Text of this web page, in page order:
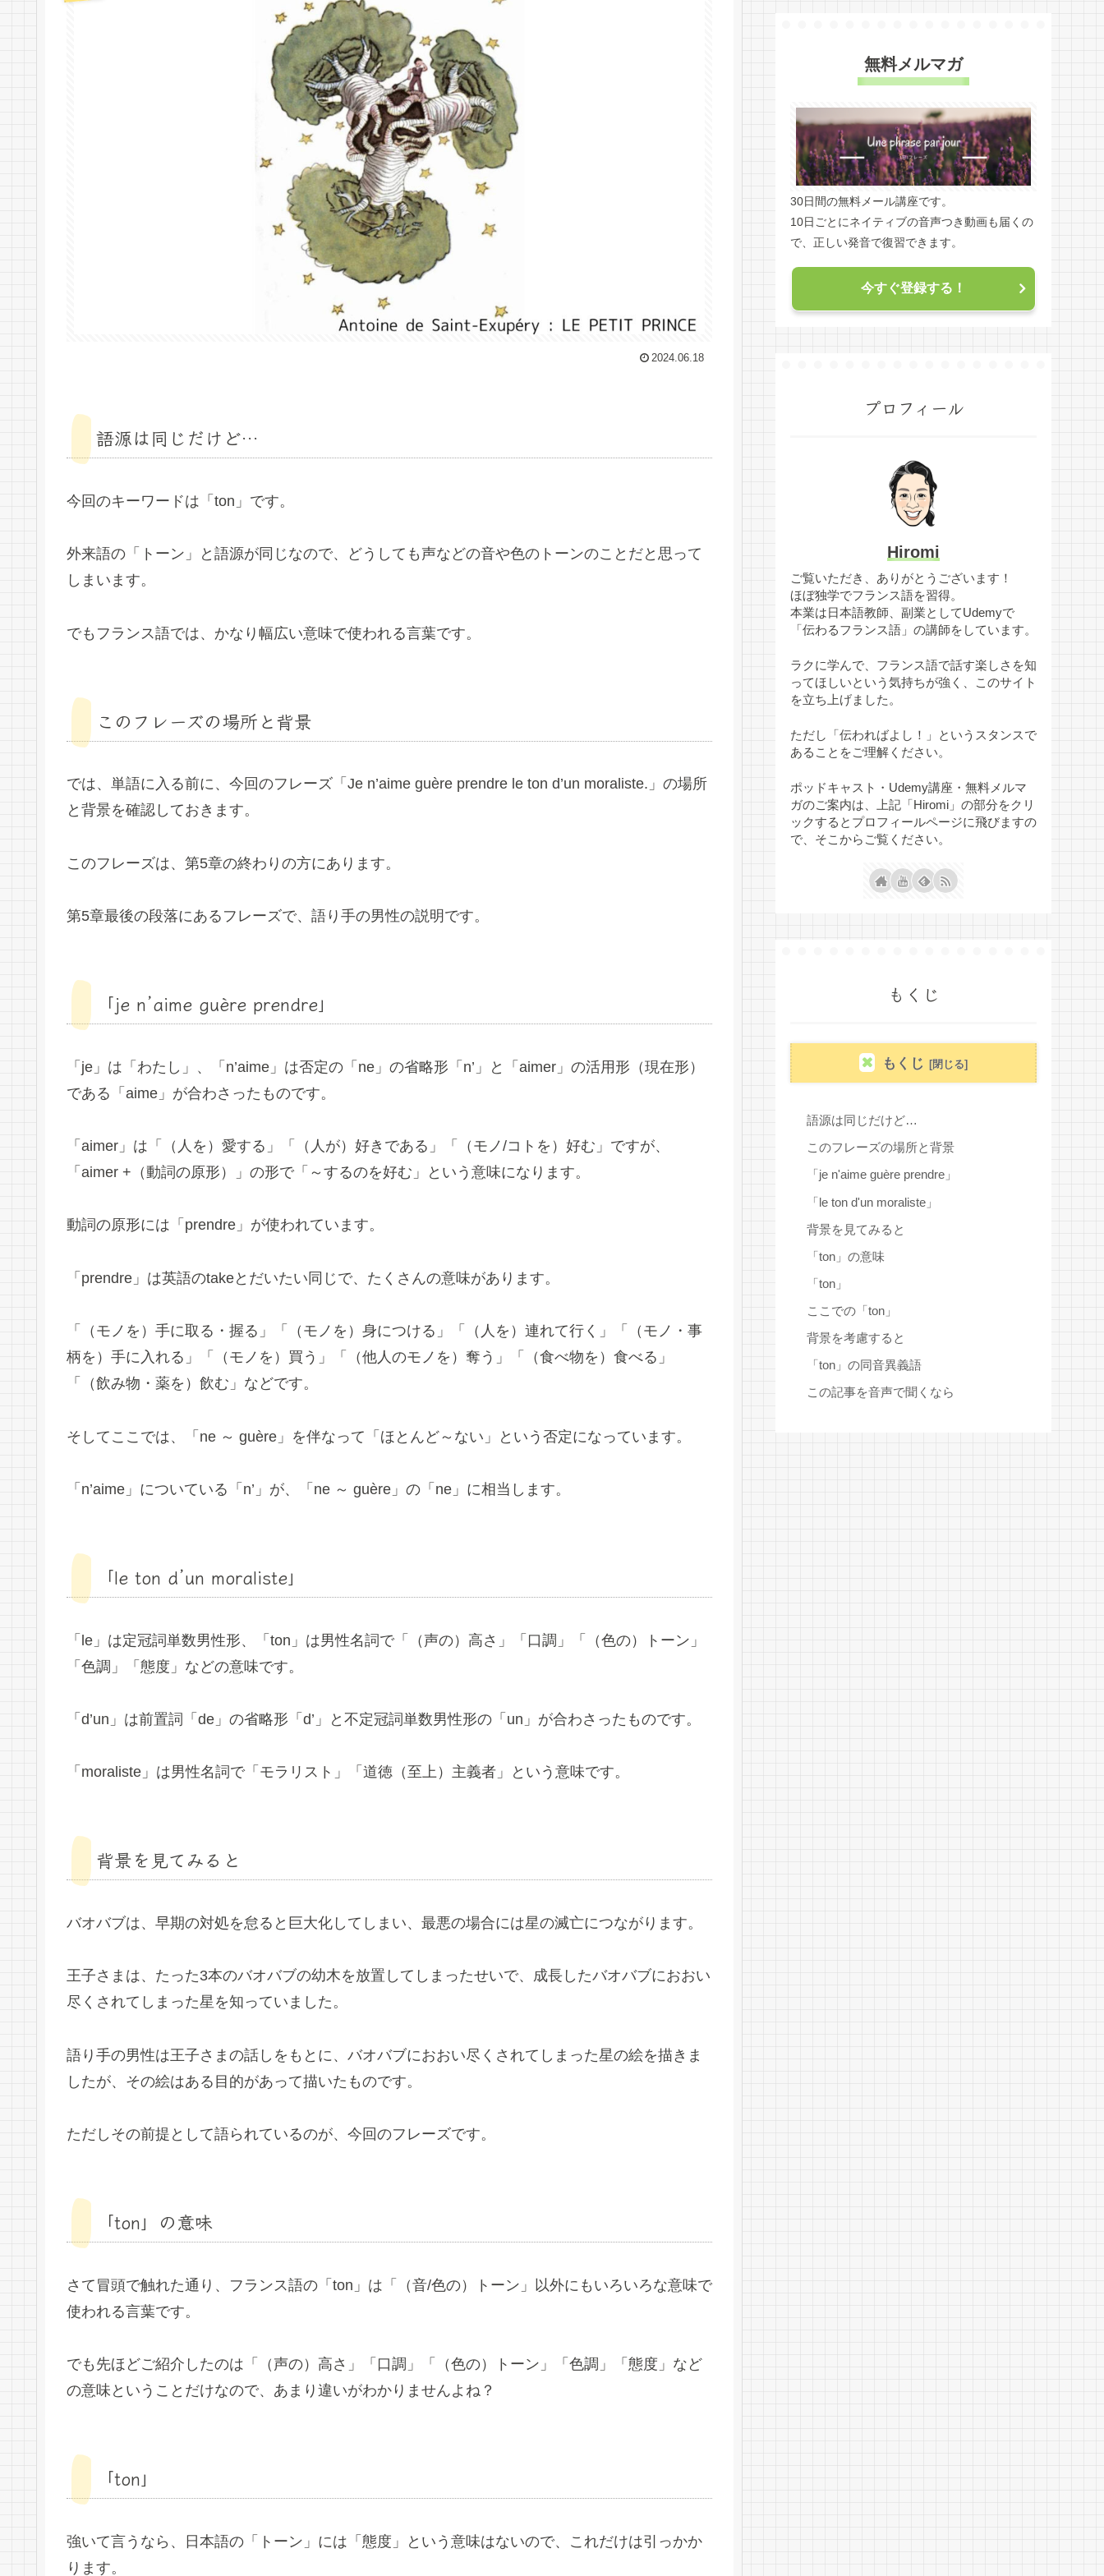
2024.06.18
語源は同じだけど…
今回のキーワードは「ton」です。
外来語の「トーン」と語源が同じなので、どうしても声などの音や色のトーンのことだと思って
しまいます。
でもフランス語では、かなり幅広い意味で使われる言葉です。
このフレーズの場所と背景
では、単語に入る前に、今回のフレーズ「Je n’aime guère prendre le ton d’un moraliste.」の場所
と背景を確認しておきます。
このフレーズは、第5章の終わりの方にあります。
第5章最後の段落にあるフレーズで、語り手の男性の説明です。
「je n’aime guère prendre」
「je」は「わたし」、「n’aime」は否定の「ne」の省略形「n’」と「aimer」の活用形（現在形）
である「aime」が合わさったものです。
「aimer」は「（人を）愛する」「（人が）好きである」「（モノ/コトを）好む」ですが、
「aimer +（動詞の原形）」の形で「～するのを好む」という意味になります。
動詞の原形には「prendre」が使われています。
「prendre」は英語のtakeとだいたい同じで、たくさんの意味があります。
「（モノを）手に取る・握る」「（モノを）身につける」「（人を）連れて行く」「（モノ・事
柄を）手に入れる」「（モノを）買う」「（他人のモノを）奪う」「（食べ物を）食べる」
「（飲み物・薬を）飲む」などです。
そしてここでは、「ne ～ guère」を伴なって「ほとんど～ない」という否定になっています。
「n’aime」についている「n’」が、「ne ～ guère」の「ne」に相当します。
「le ton d’un moraliste」
「le」は定冠詞単数男性形、「ton」は男性名詞で「（声の）高さ」「口調」「（色の）トーン」
「色調」「態度」などの意味です。
「d’un」は前置詞「de」の省略形「d’」と不定冠詞単数男性形の「un」が合わさったものです。
「moraliste」は男性名詞で「モラリスト」「道徳（至上）主義者」という意味です。
背景を見てみると
バオバブは、早期の対処を怠ると巨大化してしまい、最悪の場合には星の滅亡につながります。
王子さまは、たった3本のバオバブの幼木を放置してしまったせいで、成長したバオバブにおおい
尽くされてしまった星を知っていました。
語り手の男性は王子さまの話しをもとに、バオバブにおおい尽くされてしまった星の絵を描きま
したが、その絵はある目的があって描いたものです。
ただしその前提として語られているのが、今回のフレーズです。
「ton」の意味
さて冒頭で触れた通り、フランス語の「ton」は「（音/色の）トーン」以外にもいろいろな意味で
使われる言葉です。
でも先ほどご紹介したのは「（声の）高さ」「口調」「（色の）トーン」「色調」「態度」など
の意味ということだけなので、あまり違いがわかりませんよね？
「ton」
強いて言うなら、日本語の「トーン」には「態度」という意味はないので、これだけは引っかか
ります。
無料メルマガ
30日間の無料メール講座です。
10日ごとにネイティブの音声つき動画も届くの
で、正しい発音で復習できます。
今すぐ登録する！
プロフィール
Hiromi
ご覧いただき、ありがとうございます！
ほぼ独学でフランス語を習得。
本業は日本語教師、副業としてUdemyで
「伝わるフランス語」の講師をしています。
ラクに学んで、フランス語で話す楽しさを知
ってほしいという気持ちが強く、このサイト
を立ち上げました。
ただし「伝わればよし！」というスタンスで
あることをご理解ください。
ポッドキャスト・Udemy講座・無料メルマ
ガのご案内は、上記「Hiromi」の部分をクリ
ックするとプロフィールページに飛びますの
で、そこからご覧ください。
もくじ
もくじ
語源は同じだけど…
このフレーズの場所と背景
「je n'aime guère prendre」
「le ton d'un moraliste」
背景を見てみると
「ton」の意味
「ton」
ここでの「ton」
背景を考慮すると
「ton」の同音異義語
この記事を音声で聞くなら